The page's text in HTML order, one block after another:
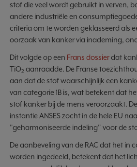
stof die veel wordt gebruikt in verven,
andere industriële en
criteria om te worden geklasseerd als
oorzaak van kanker via inademing,
Dit volgde op een Frans dossierdat
TiO2 aanraadde. De Franse
aan dat de stof waarschijnlijk een
van categorie 1B is, wat betekent dat
stof kanker bij de mens veroorzaakt.
instantie ANSES zocht in de hele EU
"geharmoniseerde indeling" voor de
De aanbeveling van de RAC dat het in
worden ingedeeld, betekent dat het